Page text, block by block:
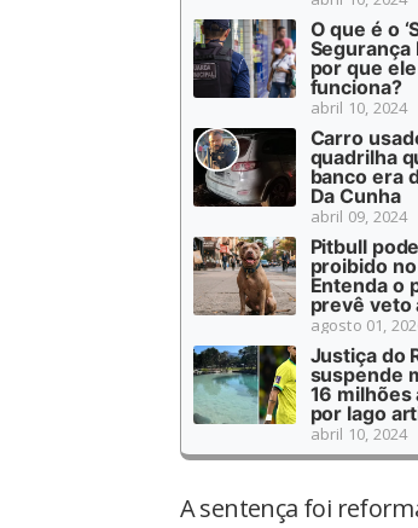
O que é o
Segurança
por que
funciona?
abril 10, 2024
Carro
quadrilha
banco era
Da Cunha
abril 09, 2024
Pitbull
proibido
Entenda o
prevê veto
agosto 01,
Justiça do
suspende
16 milhões
por lago
abril 10, 2024
A sentença foi